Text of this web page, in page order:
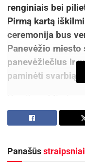
renginiais bei
Pirmą kartą
ceremonija bus
Panevėžio
panevėžiečius ir
paminėti svarbią
Karaliaus
10.30 val. šv.
Kristaus
ceremonijoje prie
Panašūsstraipsniai